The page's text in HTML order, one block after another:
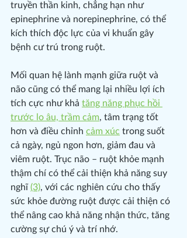
truyền thần kinh, chẳng hạn như
epinephrine và norepinephrine, có thể
kích thích độc lực của vi khuẩn gây
bệnh cư trú trong ruột.
Mối quan hệ lành mạnh giữa ruột và
não cũng có thể mang lại nhiều lợi ích
tích cực như khả tăng năng phục hồi
trước lo âu, trầm cảm, tâm trạng tốt
hơn và điều chỉnh cảm xúc trong suốt
cả ngày, ngủ ngon hơn, giảm đau và
viêm ruột. Trục não – ruột khỏe mạnh
thậm chí có thể cải thiện khả năng suy
nghĩ (3), với các nghiên cứu cho thấy
sức khỏe đường ruột được cải thiện có
thể nâng cao khả năng nhận thức, tăng
cường sự chú ý và trí nhớ.